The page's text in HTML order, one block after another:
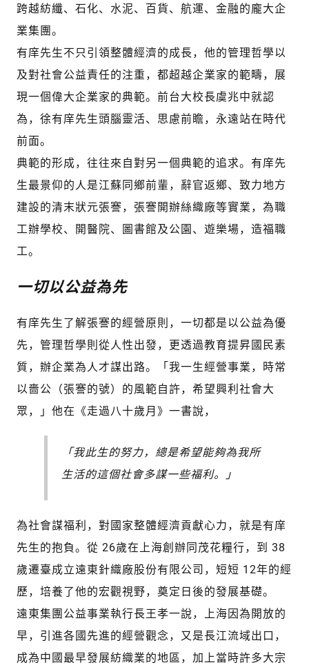
跨越紡纖、石化、水泥、百貨、航運、金融的龐大企
業集團。
有庠先生不只引領整體經濟的成長，他的管理哲學以
及對社會公益責任的注重，都超越企業家的範疇，展
現一個偉大企業家的典範。前台大校長虞兆中就認
為，徐有庠先生頭腦靈活、思慮前瞻，永遠站在時代
前面。
典範的形成，往往來自對另一個典範的追求。有庠先
生最景仰的人是江蘇同鄉前輩，辭官返鄉、致力地方
建設的清末狀元張謇，張謇開辦絲織廠等實業，為職
工辦學校、開醫院、圖書館及公園、遊樂場，造福職
工。
一切以公益為先
有庠先生了解張謇的經營原則，一切都是以公益為優
先，管理哲學則從人性出發，更透過教育提昇國民素
質，辦企業為人才謀出路。「我一生經營事業，時常
以嗇公（張謇的號）的風範自許，希望興利社會大
眾，」他在《走過八十歲月》一書說，
「我此生的努力，總是希望能夠為我所
生活的這個社會多謀一些福利。」
為社會謀福利，對國家整體經濟貢獻心力，就是有庠
先生的抱負。從 26歲在上海創辦同茂花糧行，到 38
歲遷臺成立遠東針織廠股份有限公司，短短 12年的經
歷，培養了他的宏觀視野，奠定日後的發展基礎。
遠東集團公益事業執行長王孝一說，上海因為開放的
早，引進各國先進的經營觀念，又是長江流域出口，
成為中國最早發展紡織業的地區，加上當時許多大宗